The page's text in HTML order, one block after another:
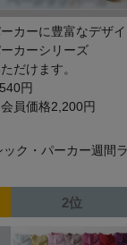
カーに豊富なデザ
カーシリーズ
だけます。
円
員価格2,200円
ック・パーカー週間
2位